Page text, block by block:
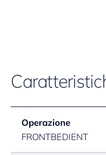
Operazione
FRONTBEDIENT